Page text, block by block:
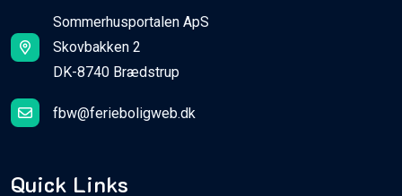
Sommerhusportalen ApS
Skovbakken 2
DK-8740 Brædstrup
fbw@ferieboligweb.dk
Quick Links